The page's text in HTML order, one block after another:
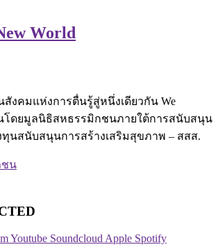
World
สังคมแห่งการตื่นรู้สู่หนึ่งเดียวกัน We
นโดยมูลนิธิสหธรรมิกชนภายใต้การสนับสนุน
นสนับสนุนการสร้างเสริมสุขภาพ – สสส.
Youtube Soundcloud Apple Spotify